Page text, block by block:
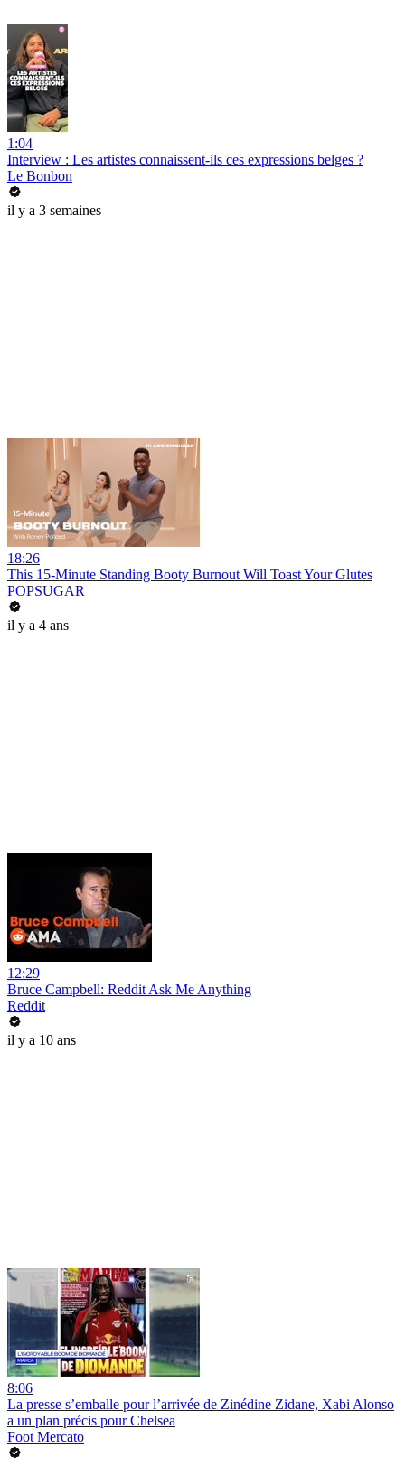
1:04
Interview : Les artistes connaissent-ils ces expressions belges ?
Le Bonbon
il y a 3 semaines
18:26
This 15-Minute Standing Booty Burnout Will Toast Your Glutes
POPSUGAR
il y a 4 ans
12:29
Bruce Campbell: Reddit Ask Me Anything
Reddit
il y a 10 ans
8:06
La presse s’emballe pour l’arrivée de Zinédine Zidane, Xabi Alonso
a un plan précis pour Chelsea
Foot Mercato